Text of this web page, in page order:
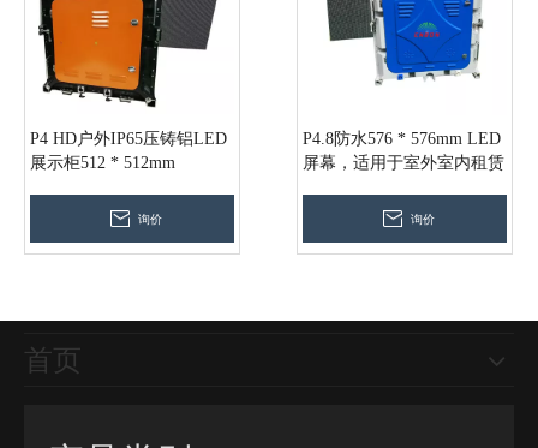
P4 HD户外IP65压铸铝LED
展示柜512 * 512mm
询价
P4.8防水576 * 576mm LED
屏幕，适用于室外室内租赁
询价
首页